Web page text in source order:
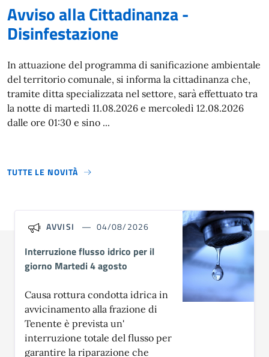
Avviso alla Cittadinanza -
Disinfestazione
In attuazione del programma di sanificazione ambientale
del territorio comunale, si informa la cittadinanza che,
tramite ditta specializzata nel settore, sarà effettuato tra
la notte di martedì 11.08.2026 e mercoledì 12.08.2026
dalle ore 01:30 e sino ...
TUTTE LE NOVITÀ
AVVISI 04/08/2026
Interruzione flusso idrico per il
giorno Martedi 4 agosto
Causa rottura condotta idrica in
avvicinamento alla frazione di
Tenente è prevista un'
interruzione totale del flusso per
garantire la riparazione che